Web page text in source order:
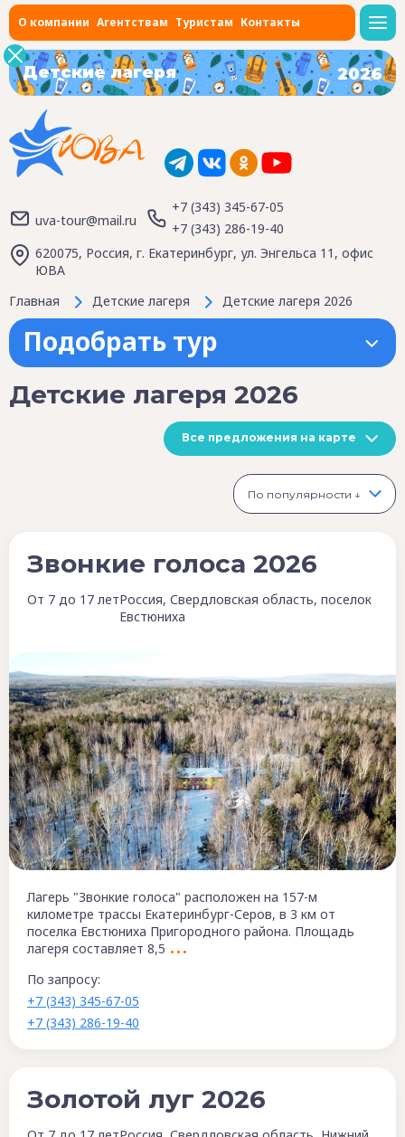
О компании Агентствам Туристам Контакты
Детские лагеря 2026
uva-tour@mail.ru
+7 (343) 345-67-05
+7 (343) 286-19-40
620075, Россия, г. Екатеринбург, ул. Энгельса 11, офис
ЮВА
Главная
Детские лагеря Детские лагеря 2026
Подобрать тур
Детские лагеря 2026
Все предложения на карте
По популярности ↓
Звонкие голоса 2026
От 7 до 17 летРоссия, Свердловская область, поселок
Евстюниха
Лагерь "Звонкие голоса" расположен на 157-м
километре трассы Екатеринбург-Серов, в 3 км от
поселка Евстюниха Пригородного района. Площадь
лагеря составляет 8,5
По запросу:
+7 (343) 345-67-05
+7 (343) 286-19-40
Золотой луг 2026